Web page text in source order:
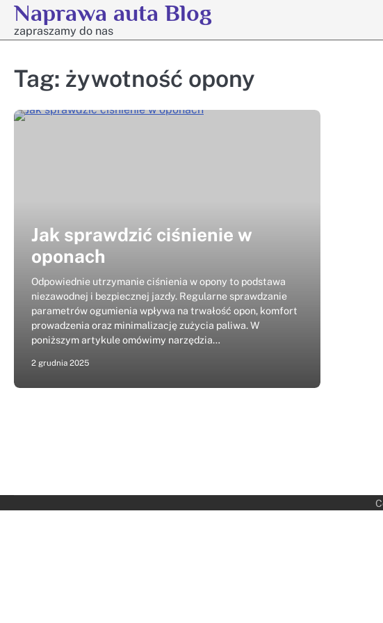
Skip
content
Naprawa auta Blog
zapraszamy do nas
Tag: żywotność opony
Jak sprawdzić ciśnienie w
oponach
Odpowiednie utrzymanie ciśnienia w opony to podstawa
niezawodnej i bezpiecznej jazdy. Regularne sprawdzanie
parametrów ogumienia wpływa na trwałość opon, komfort
prowadzenia oraz minimalizację zużycia paliwa. W
poniższym artykule omówimy narzędzia…
2 grudnia 2025